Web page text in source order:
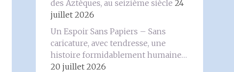
des Aztèques, au seizième siècle 24
juillet 2026
Un Espoir Sans Papiers – Sans
caricature, avec tendresse, une
histoire formidablement humaine…
20 juillet 2026